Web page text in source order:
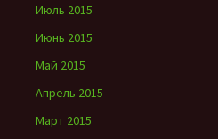
Июль 2015
Июнь 2015
Май 2015
Апрель 2015
Март 2015